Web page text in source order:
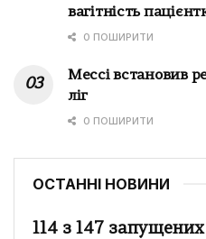
вагітність
0 ПОШИРИТИ
Мессі встановив
ліг
0 ПОШИРИТИ
ОСТАННІ НОВИНИ
114 з 147